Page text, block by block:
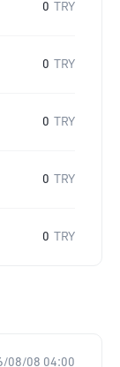
0 TRY
0 TRY
0 TRY
0 TRY
0 TRY
08/08 04:00